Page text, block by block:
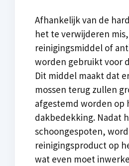
Afhankelijk van de
het te verwijderen
reinigingsmiddel of
worden gebruikt voor
Dit middel maakt dat
mossen terug zullen
afgestemd worden op
dakbedekking. Nadat
schoongespoten,
reinigingsproduct op
wat even moet